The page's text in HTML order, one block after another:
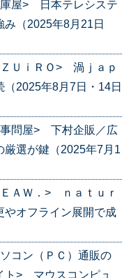
屋> 日本テレシステ
み（2025年8月21日
ＵｉＲＯ> 渦ｊａｐ
（2025年8月7日・14日
問屋> 下村企販／広
厳選が鍵（2025年7月1
ＡＷ．> ｎａｔｕｒ
オフライン展開で成
コン（ＰＣ）通販の
ト> マウスコンピュ